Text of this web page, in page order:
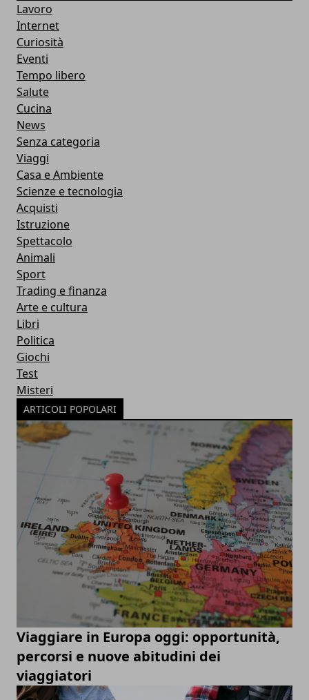
Lavoro
Internet
Curiosità
Eventi
Tempo libero
Salute
Cucina
News
Senza categoria
Viaggi
Casa e Ambiente
Scienze e tecnologia
Acquisti
Istruzione
Spettacolo
Animali
Sport
Trading e finanza
Arte e cultura
Libri
Politica
Giochi
Test
Misteri
ARTICOLI POPOLARI
Viaggiare in Europa oggi: opportunità,
percorsi e nuove abitudini dei
viaggiatori